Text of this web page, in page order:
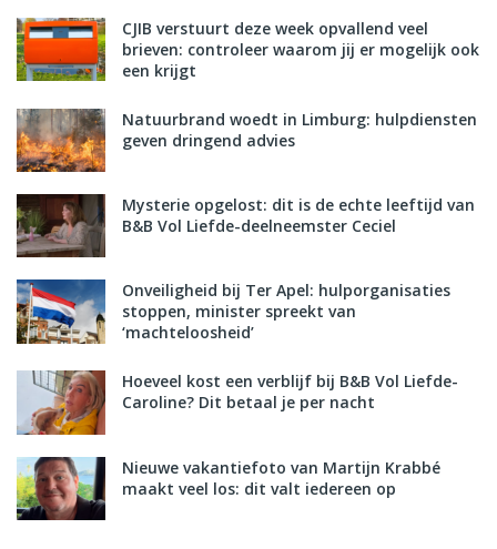
CJIB verstuurt deze week opvallend veel
brieven: controleer waarom jij er mogelijk ook
een krijgt
Natuurbrand woedt in Limburg: hulpdiensten
geven dringend advies
Mysterie opgelost: dit is de echte leeftijd van
B&B Vol Liefde-deelneemster Ceciel
Onveiligheid bij Ter Apel: hulporganisaties
stoppen, minister spreekt van
‘machteloosheid’
Hoeveel kost een verblijf bij B&B Vol Liefde-
Caroline? Dit betaal je per nacht
Nieuwe vakantiefoto van Martijn Krabbé
maakt veel los: dit valt iedereen op